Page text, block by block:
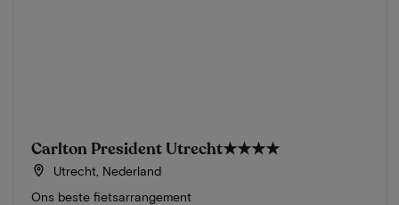
Carlton President Utrecht★★★★
Utrecht, Nederland
Ons beste fietsarrangement